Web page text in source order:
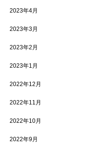
2023年4月
2023年3月
2023年2月
2023年1月
2022年12月
2022年11月
2022年10月
2022年9月